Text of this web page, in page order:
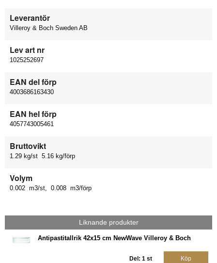
Leverantör
Villeroy & Boch Sweden AB
Lev art nr
1025252697
EAN del förp
4003686163430
EAN hel förp
4057743005461
Bruttovikt
1.29 kg/st 5.16 kg/förp
Volym
0.002 m3/st, 0.008 m3/förp
Liknande produkter
Antipastitallrik 42x15 cm NewWave Villeroy & Boch
Del: 1 st Köp